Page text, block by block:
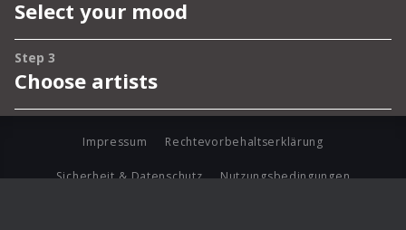
Impressum Rechtevorbehaltserklärung
Sicherheit & Datenschutz Nutzungsbedingungen